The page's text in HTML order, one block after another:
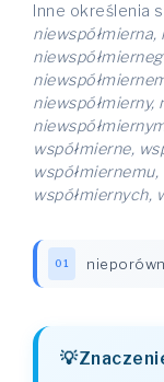
Inne określenia
niewspółmierna,
niewspółmierny,
współmierne,
współmiernych,
01